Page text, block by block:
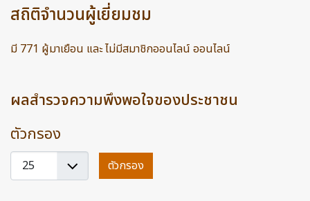
สถิติจำนวนผู้เยี่ยมชม
มี 771 ผู้มาเยือน และ ไม่มีสมาชิกออนไลน์ ออนไลน์
ผลสำรวจความพึงพอใจของประชาชน
ตัวกรอง
แสดง
#
ตัวกรอง